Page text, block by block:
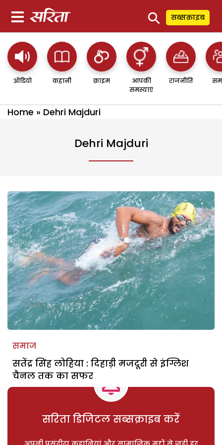
⚲ सब्सक्राइब
ऑडियो कहानी क्राइम
आपकी
समस्याएं
राजनीति
Home » Dehri Majduri
Dehri Majduri
समाज
सतेंद्र सिंह लोहिया : दिहाड़ी मजदूरी से इंग्लिश
चैनल तक का सफर
सरिता डिजिटल सब्सक्राइब करें